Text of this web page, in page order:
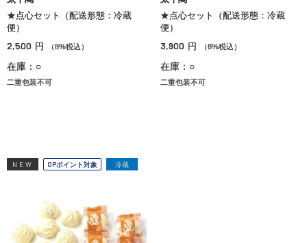
★点心セット（配送形態：冷蔵
便）
2,500 円 （8%税込）
在庫：○
二重包装不可
★点心セット（配送形態：冷蔵
便）
3,900 円 （8%税込）
在庫：○
二重包装不可
NEW OPポイント対象 冷蔵